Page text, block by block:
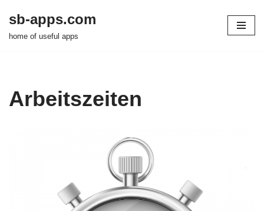
Zum
sb-apps.com
home of useful apps
Arbeitszeiten